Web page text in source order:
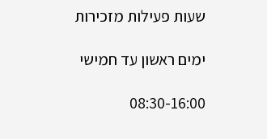
שעות פעילות מזכירות
ימים ראשון עד חמישי
08:30-16:00